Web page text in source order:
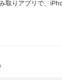
取りアプリで、